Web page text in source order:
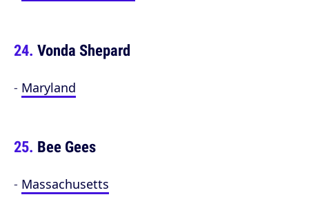
Vonda Shepard
- Maryland
Bee Gees
- Massachusetts